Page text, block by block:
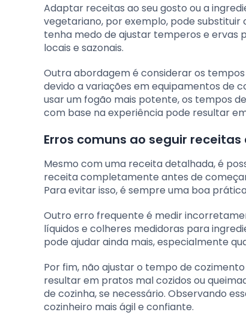
Adaptar receitas ao seu gosto ou a
vegetariano, por exemplo, pode
tenha medo de ajustar temperos e ervas
locais e sazonais.
Outra abordagem é considerar os
devido a variações em equipamentos de
usar um fogão mais potente, os tempos
com base na experiência pode resultar
Erros comuns ao seguir
Mesmo com uma receita detalhada, é
receita completamente antes de
Para evitar isso, é sempre uma boa
Outro erro frequente é medir
líquidos e colheres medidoras para
pode ajudar ainda mais, especialmente
Por fim, não ajustar o tempo de
resultar em pratos mal cozidos ou
de cozinha, se necessário. Observando
cozinheiro mais ágil e confiante.